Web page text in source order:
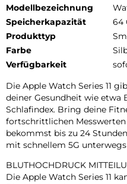
Modellbezeichnung
Speicherkapazität
64
Produkttyp
Farbe
Verfügbarkeit
Die Apple Watch Series 11
deiner Gesundheit wie
Schlafindex. Bring deine
fortschrittlichen
bekommst bis zu 24
mit schnellem 5G
BLUTHOCHDRUCK
Die Apple Watch Series 11